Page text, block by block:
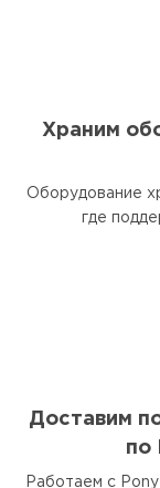
Храним
Оборудование
где
Доставим
по
Работаем с